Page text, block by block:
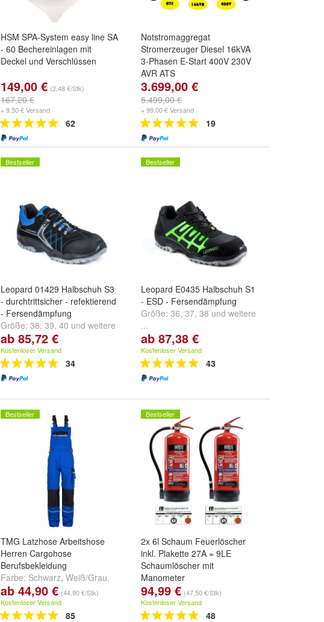
HSM SPA-System easy line SA
- 60 Bechereinlagen mit
Deckel und Verschlüssen
149,00 € (2,48 €/Stk)
167,20 €
+ 9,50 € Versand
62
Notstromaggregat
Stromerzeuger Diesel 16kVA
3-Phasen E-Start 400V 230V
AVR ATS
3.699,00 €
5.499,00 €
+ 99,00 € Versand
19
Bestseller
Leopard 01429 Halbschuh S3
- durchtrittsicher - refektierend
- Fersendämpfung
Größe: 38, 39, 40 und weitere
...
ab 85,72 €
Kostenloser Versand
34
Bestseller
Leopard E0435 Halbschuh S1
- ESD - Fersendämpfung
Größe: 36, 37, 38 und weitere
...
ab 87,38 €
Kostenloser Versand
43
Bestseller
TMG Latzhose Arbeitshose
Herren Cargohose
Berufsbekleidung
Farbe: Schwarz, Weiß/Grau,
Grau/Schwarzundweitere ...
ab 44,90 € (44,90 €/Stk)
Kostenloser Versand
85
Bestseller
2x 6l Schaum Feuerlöscher
inkl. Plakette 27A = 9LE
Schaumlöscher mit
Manometer
94,99 € (47,50 €/Stk)
Kostenloser Versand
48